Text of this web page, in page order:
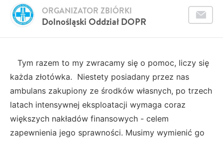
Dolnośląski Oddział DOPR
ORGANIZATOR ZBIÓRKI
Tym razem to my zwracamy się o pomoc, liczy się
każda złotówka. Niestety posiadany przez nas
ambulans zakupiony ze środków własnych, po trzech
latach intensywnej eksploatacji wymaga coraz
większych nakładów finansowych - celem
zapewnienia jego sprawności. Musimy wymienić go